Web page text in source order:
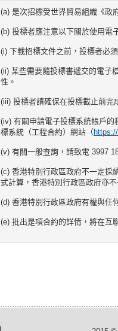
(a) 是次招標受世界貿易組織《政
(b) 投標者應注意以下關於使用電
(i) 下載招標文件之前，投標者必
(ii) 某些需要隨投標書遞交的電子
性。
(iii) 投標者請確保在投標截止前完
(iv) 有關申請電子投標系統帳戶
標系統（工程合約）網站（
(v) 有關一般查詢，請致電 3997
(c) 香港特別行政區政府不一定採
式計算，香港特別行政區政府亦
(d) 香港特別行政區政府有權與任
(e) 批出是項合約的詳情，將在互